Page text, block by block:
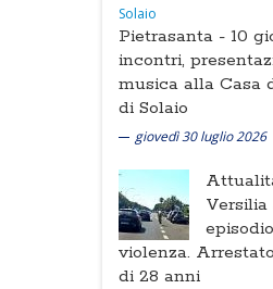
Pietrasanta - 10
incontri,
musica alla Casa
di Solaio
giovedì 30 luglio 2026
violenza.
di 28 anni